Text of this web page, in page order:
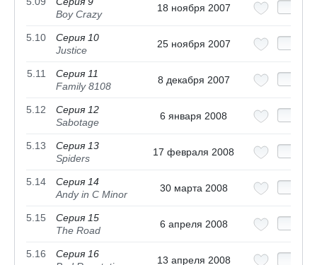
Boy Crazy
18 ноября 2007
5.10
Серия 10
Justice
25 ноября 2007
5.11
Серия 11
Family 8108
8 декабря 2007
5.12
Серия 12
Sabotage
6 января 2008
5.13
Серия 13
Spiders
17 февраля 2008
5.14
Серия 14
Andy in C Minor
30 марта 2008
5.15
Серия 15
The Road
6 апреля 2008
5.16
Серия 16
13 апреля 2008